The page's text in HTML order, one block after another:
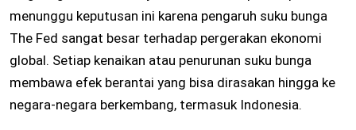
menunggu keputusan ini karena pengaruh suku bunga
The Fed sangat besar terhadap pergerakan ekonomi
global. Setiap kenaikan atau penurunan suku bunga
membawa efek berantai yang bisa dirasakan hingga ke
negara-negara berkembang, termasuk Indonesia.